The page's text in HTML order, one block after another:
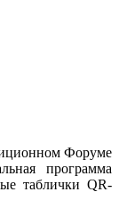
Форуме
программа
таблички QR-